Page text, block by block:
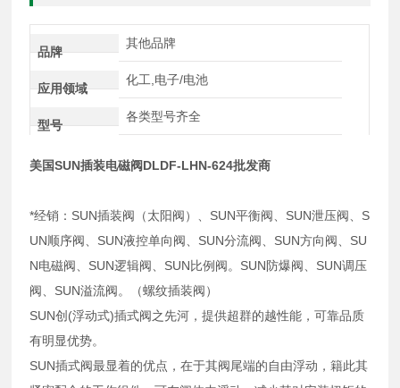
品牌
其他品牌
应用领域
化工,电子/电池
型号
各类型号齐全
美国SUN插装电磁阀DLDF-LHN-624批发商
*经销：SUN插装阀（太阳阀）、SUN平衡阀、SUN泄压阀、S
UN顺序阀、SUN液控单向阀、SUN分流阀、SUN方向阀、SU
N电磁阀、SUN逻辑阀、SUN比例阀。SUN防爆阀、SUN调压
阀、SUN溢流阀。（螺纹插装阀）
SUN创(浮动式)插式阀之先河，提供超群的越性能，可靠品质
有明显优势。
SUN插式阀最显着的优点，在于其阀尾端的自由浮动，籍此其